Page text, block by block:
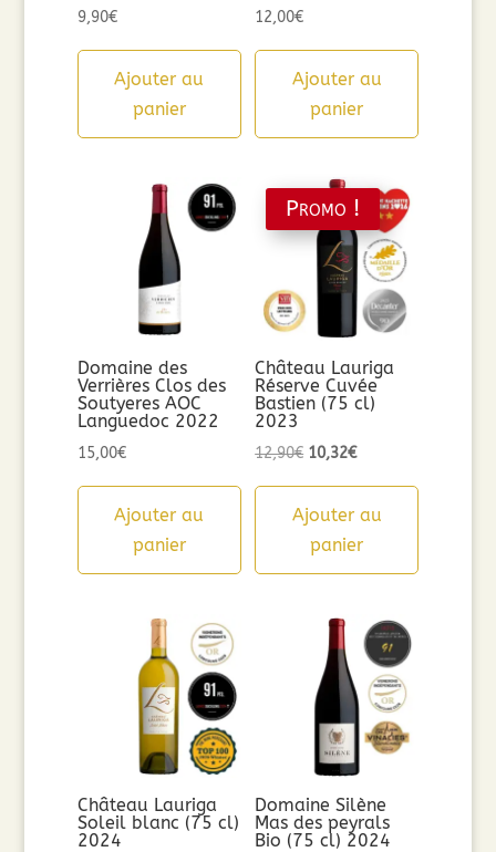
9,90€
Ajouter au
panier
12,00€
Ajouter au
panier
Domaine des
Verrières Clos des
Soutyeres AOC
Languedoc 2022
15,00€
Ajouter au
panier
Promo !
Château Lauriga
Réserve Cuvée
Bastien (75 cl)
2023
12,90€ Le
initial
était :
10,32€Le
actuel
est :
Ajouter au
panier
Château Lauriga
Soleil blanc (75 cl)
2024
Domaine Silène
Mas des peyrals
Bio (75 cl) 2024